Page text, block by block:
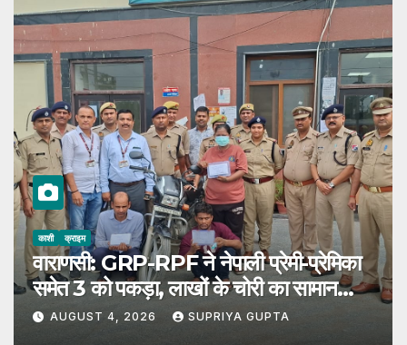
काशी क्राइम
वाराणसी: GRP-RPF ने नेपाली प्रेमी-प्रेमिका
समेत 3 को पकड़ा, लाखों के चोरी का सामान
बरामद
AUGUST 4, 2026 SUPRIYA GUPTA